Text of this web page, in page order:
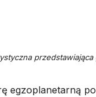
egzoplanetarną